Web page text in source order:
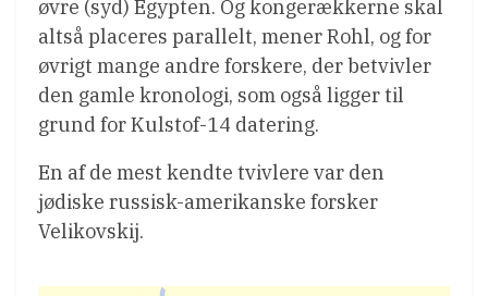
øvre (syd) Egypten. Og kongerækkerne skal
altså placeres parallelt, mener Rohl, og for
øvrigt mange andre forskere, der betvivler
den gamle kronologi, som også ligger til
grund for Kulstof-14 datering.
En af de mest kendte tvivlere var den
jødiske russisk-amerikanske forsker
Velikovskij.